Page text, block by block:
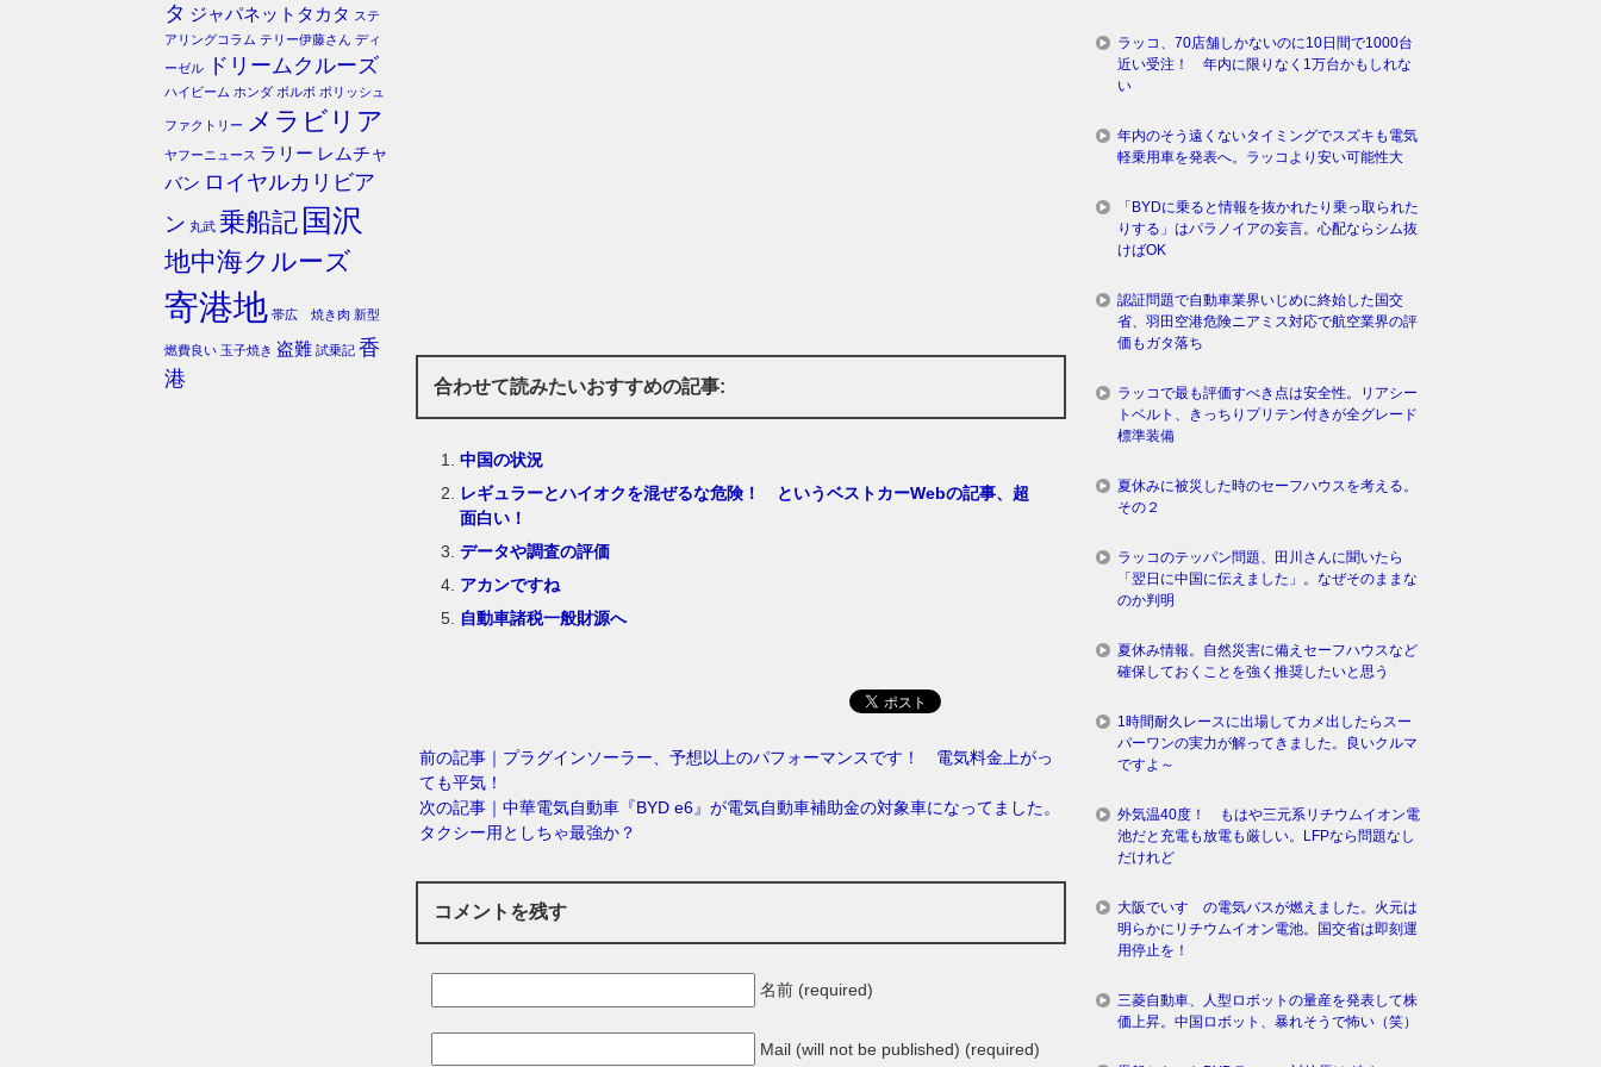
合わせて読みたいおすすめの記事:
中国の状況
レギュラーとハイオクを混ぜるな危険！ というベストカーWebの記事、超
面白い！
データや調査の評価
アカンですね
自動車諸税一般財源へ
前の記事｜プラグインソーラー、予想以上のパフォーマンスです！ 電気料金上がっ
ても平気！
次の記事｜中華電気自動車『BYD e6』が電気自動車補助金の対象車になってました。
タクシー用としちゃ最強か？
コメントを残す
名前 (required)
Mail (will not be published) (required)
タ ジャパネットタカタ ステ
アリングコラム テリー伊藤さん ディ
ーゼル
ドリームクルーズ
ハイビーム ホンダ ボルボ ポリッシュ
ファクトリー メラビリア
ヤフーニュース ラリー レムチャ
バン ロイヤルカリビア
ン 丸武 乗船記 国沢
地中海クルーズ
寄港地 帯広 焼き肉 新型
燃費良い 玉子焼き 盗難 試乗記 香
港
ラッコ、70店舗しかないのに10日間で1000台
近い受注！ 年内に限りなく1万台かもしれな
い
年内のそう遠くないタイミングでスズキも電気
軽乗用車を発表へ。ラッコより安い可能性大
「BYDに乗ると情報を抜かれたり乗っ取られた
りする」はパラノイアの妄言。心配ならシム抜
けばOK
認証問題で自動車業界いじめに終始した国交
省、羽田空港危険ニアミス対応で航空業界の評
価もガタ落ち
ラッコで最も評価すべき点は安全性。リアシー
トベルト、きっちりプリテン付きが全グレード
標準装備
夏休みに被災した時のセーフハウスを考える。
その２
ラッコのテッパン問題、田川さんに聞いたら
「翌日に中国に伝えました」。なぜそのままな
のか判明
夏休み情報。自然災害に備えセーフハウスなど
確保しておくことを強く推奨したいと思う
1時間耐久レースに出場してカメ出したらスー
パーワンの実力が解ってきました。良いクルマ
ですよ～
外気温40度！ もはや三元系リチウムイオン電
池だと充電も放電も厳しい。LFPなら問題なし
だけれど
大阪でいすゞの電気バスが燃えました。火元は
明らかにリチウムイオン電池。国交省は即刻運
用停止を！
三菱自動車、人型ロボットの量産を発表して株
価上昇。中国ロボット、暴れそうで怖い（笑）